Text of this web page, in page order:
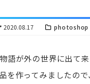
2020.08.17 photoshop
語が外の世界に出て
を作ってみましたので